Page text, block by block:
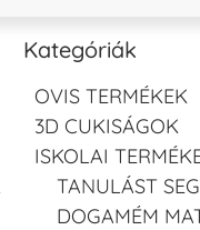
Kategóriák
OVIS TERMÉKEK
3D CUKISÁGOK
ISKOLAI
TANULÁST
DOGAMÉM